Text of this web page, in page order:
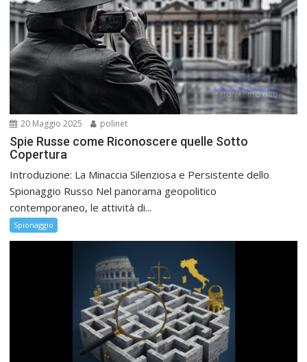
20 Maggio 2025 polinet
Spie Russe come Riconoscere quelle Sotto
Copertura
Introduzione: La Minaccia Silenziosa e Persistente dello
Spionaggio Russo Nel panorama geopolitico
contemporaneo, le attività di...
Spionaggio